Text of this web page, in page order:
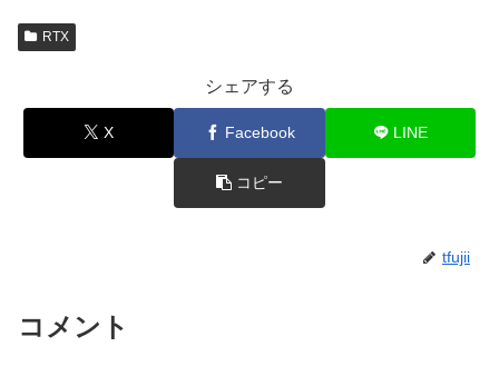
RTX
シェアする
X Facebook LINE
コピー
tfujii
コメント